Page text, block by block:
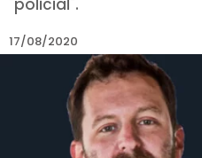
"policial".
17/08/2020